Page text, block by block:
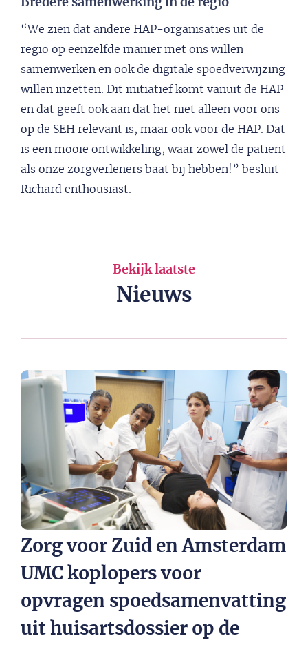
Bredere samenwerking in de regio
“We zien dat andere HAP-organisaties uit de
regio op eenzelfde manier met ons willen
samenwerken en ook de digitale spoedverwijzing
willen inzetten. Dit initiatief komt vanuit de HAP
en dat geeft ook aan dat het niet alleen voor ons
op de SEH relevant is, maar ook voor de HAP. Dat
is een mooie ontwikkeling, waar zowel de patiënt
als onze zorgverleners baat bij hebben!” besluit
Richard enthousiast.
Bekijk laatste
Nieuws
Zorg voor Zuid en Amsterdam
UMC koplopers voor
opvragen spoedsamenvatting
uit huisartsdossier op de